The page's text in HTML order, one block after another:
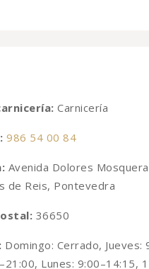
Carnicería
986 54 00 84
Avenida Dolores
de Reis, Pontevedra
36650
Domingo: Cerrado, Jueves:
Lunes: 9:00–14:15,